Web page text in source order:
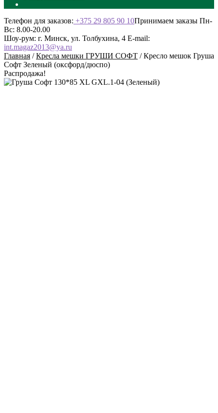
Телефон для заказов: +375 29 805 90 10Принимаем заказы Пн-
Вс: 8.00-20.00
Шоу-рум: г. Минск, ул. Толбухина, 4 E-mail:
int.magaz2013@ya.ru
Главная /Кресла мешки ГРУШИ СОФТ /Кресло мешок Груша
Софт Зеленый (оксфорд/дюспо)
Распродажа!